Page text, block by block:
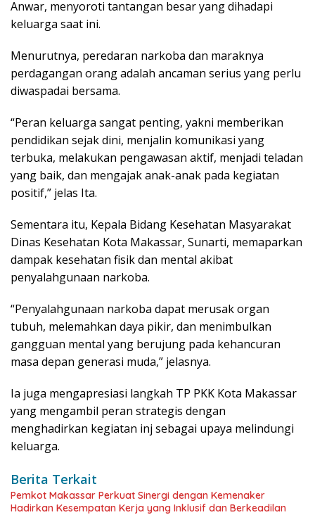
Anwar, menyoroti tantangan besar yang dihadapi
keluarga saat ini.
Menurutnya, peredaran narkoba dan maraknya
perdagangan orang adalah ancaman serius yang perlu
diwaspadai bersama.
“Peran keluarga sangat penting, yakni memberikan
pendidikan sejak dini, menjalin komunikasi yang
terbuka, melakukan pengawasan aktif, menjadi teladan
yang baik, dan mengajak anak-anak pada kegiatan
positif,” jelas Ita.
Sementara itu, Kepala Bidang Kesehatan Masyarakat
Dinas Kesehatan Kota Makassar, Sunarti, memaparkan
dampak kesehatan fisik dan mental akibat
penyalahgunaan narkoba.
“Penyalahgunaan narkoba dapat merusak organ
tubuh, melemahkan daya pikir, dan menimbulkan
gangguan mental yang berujung pada kehancuran
masa depan generasi muda,” jelasnya.
Ia juga mengapresiasi langkah TP PKK Kota Makassar
yang mengambil peran strategis dengan
menghadirkan kegiatan inj sebagai upaya melindungi
keluarga.
Berita Terkait
Pemkot Makassar Perkuat Sinergi dengan Kemenaker
Hadirkan Kesempatan Kerja yang Inklusif dan Berkeadilan